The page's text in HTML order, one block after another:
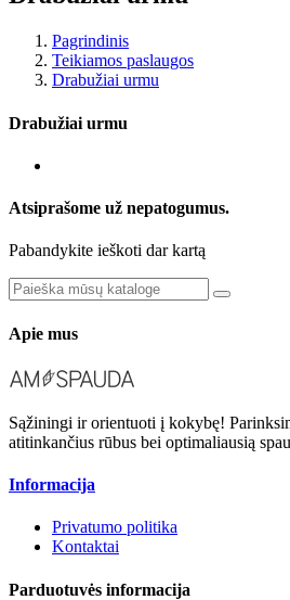
Pagrindinis
Teikiamos paslaugos
Drabužiai urmu
Drabužiai urmu
Atsiprašome už nepatogumus.
Pabandykite ieškoti dar kartą
Apie mus
Sąžiningi ir orientuoti į kokybę!
atitinkančius rūbus bei optimaliausią
Informacija
Privatumo politika
Kontaktai
Parduotuvės informacija